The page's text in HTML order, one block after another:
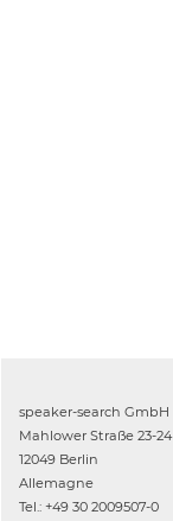
speaker-search GmbH
Mahlower Straße 23-24
12049 Berlin
Allemagne
Tel.: +49 30 2009507-0